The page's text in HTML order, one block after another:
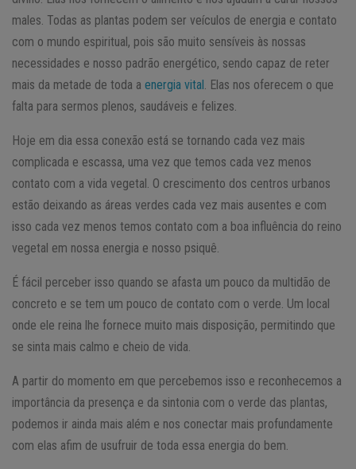
males. Todas as plantas podem ser veículos de energia e contato
com o mundo espiritual, pois são muito sensíveis às nossas
necessidades e nosso padrão energético, sendo capaz de reter
mais da metade de toda a energia vital . Elas nos oferecem o que
falta para sermos plenos, saudáveis e felizes.
Hoje em dia essa conexão está se tornando cada vez mais
complicada e escassa, uma vez que temos cada vez menos
contato com a vida vegetal. O crescimento dos centros urbanos
estão deixando as áreas verdes cada vez mais ausentes e com
isso cada vez menos temos contato com a boa influência do reino
vegetal em nossa energia e nosso psiquê.
É fácil perceber isso quando se afasta um pouco da multidão de
concreto e se tem um pouco de contato com o verde. Um local
onde ele reina lhe fornece muito mais disposição, permitindo que
se sinta mais calmo e cheio de vida.
A partir do momento em que percebemos isso e reconhecemos a
importância da presença e da sintonia com o verde das plantas,
podemos ir ainda mais além e nos conectar mais profundamente
com elas afim de usufruir de toda essa energia do bem.